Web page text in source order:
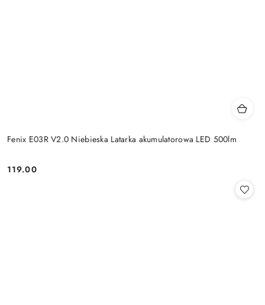
Fenix E03R V2.0 Niebieska Latarka akumulatorowa LED 500lm
Cena:
119.00